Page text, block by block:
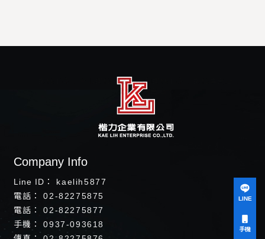
kaelih5877
02-82275875
02-82275877
0937-093618
台北螺絲工廠 中和螺絲工廠
台北螺絲專賣店
LINE
手機